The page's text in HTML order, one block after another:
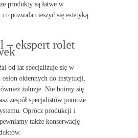
produkty są łatwe w
co pozwala cieszyć się estetyką
– ekspert rolet
od lat specjalizuje się w
osłon okiennych do instytucji.
żaluzje. Nie boimy się
zespół specjalistów pomoże
Oprócz produkcji i
także konserwację